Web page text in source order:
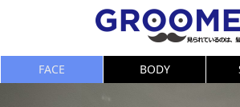
FACE BODY